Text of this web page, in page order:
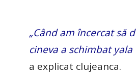
„Când am încercat să
cineva a schimbat
a explicat clujeanca.